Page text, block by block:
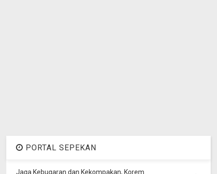
PORTAL SEPEKAN
Jaga Kebugaran dan Kekompakan, Korem